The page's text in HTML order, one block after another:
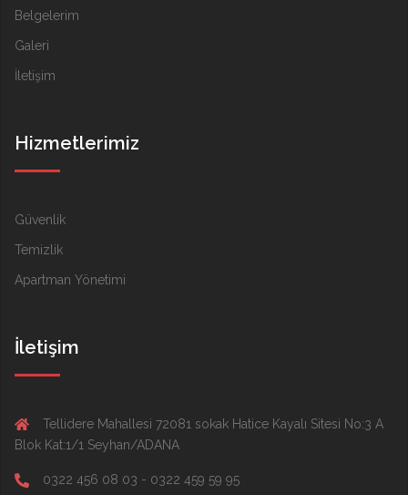
Belgelerim
Galeri
İletişim
Hizmetlerimiz
Güvenlik
Temizlik
Apartman Yönetimi
İletişim
Tellidere Mahallesi 72081 sokak Hatice Kayalı Sitesi No:3 A
Blok Kat:1/1 Seyhan/ADANA
0322 456 08 03 - 0322 459 59 95